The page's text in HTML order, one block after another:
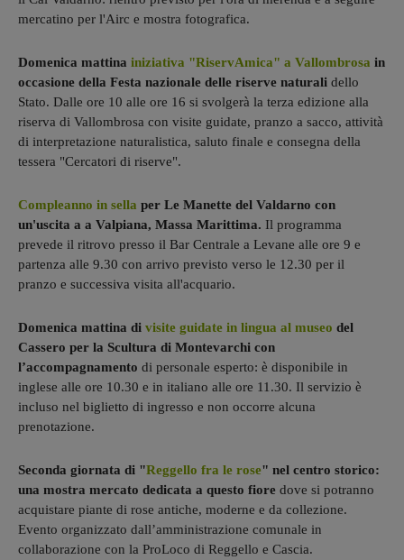
mercatino per l'Airc e mostra fotografica.
Domenica mattina iniziativa "RiservAmica" a Vallombrosa in
occasione della Festa nazionale delle riserve naturali dello
Stato. Dalle ore 10 alle ore 16 si svolgerà la terza edizione alla
riserva di Vallombrosa con visite guidate, pranzo a sacco, attività
di interpretazione naturalistica, saluto finale e consegna della
tessera "Cercatori di riserve".
Compleanno in sella per Le Manette del Valdarno con
un'uscita a a Valpiana, Massa Marittima. Il programma
prevede il ritrovo presso il Bar Centrale a Levane alle ore 9 e
partenza alle 9.30 con arrivo previsto verso le 12.30 per il
pranzo e successiva visita all'acquario.
Domenica mattina di visite guidate in lingua al museo del
Cassero per la Scultura di Montevarchi con
l’accompagnamento di personale esperto: è disponibile in
inglese alle ore 10.30 e in italiano alle ore 11.30. Il servizio è
incluso nel biglietto di ingresso e non occorre alcuna
prenotazione.
Seconda giornata di "Reggello fra le rose" nel centro storico:
una mostra mercato dedicata a questo fiore dove si potranno
acquistare piante di rose antiche, moderne e da collezione.
Evento organizzato dall’amministrazione comunale in
collaborazione con la ProLoco di Reggello e Cascia.